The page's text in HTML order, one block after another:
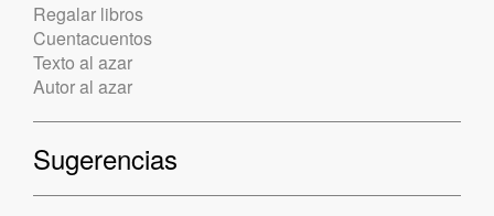
Regalar libros
Cuentacuentos
Texto al azar
Autor al azar
Sugerencias